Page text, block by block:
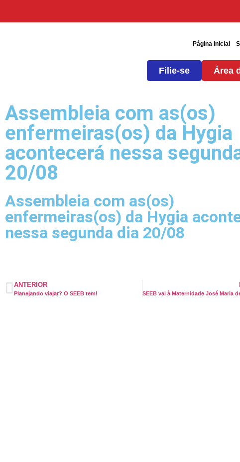
Página Inicial
Filie-se Área
Assembleia com as(os)
enfermeiras(os) da Hygia
acontecerá nessa
20/08
Assembleia com as(os)
enfermeiras(os) da Hygia
nessa segunda dia 20/08
ANTERIOR
Planejando viajar? O SEEB tem!